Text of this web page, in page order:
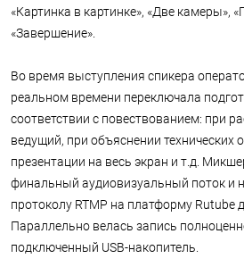
«Картинка в картинке», «Две камеры»,
«Завершение».
Во время выступления спикера
реальном времени переключала
соответствии с повествованием: при
ведущий, при объяснении технических
презентации на весь экран и т.д.
финальный аудиовизуальный поток и
протоколу RTMP на платформу Rutube
Параллельно велась запись
подключенный USB-накопитель.